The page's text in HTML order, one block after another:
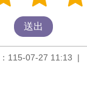
115-07-27 11:13